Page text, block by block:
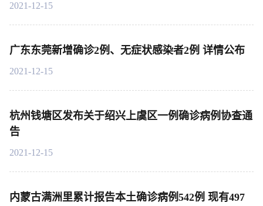
2021-12-15
广东东莞新增确诊2例、无症状感染者2例 详情公布
2021-12-15
杭州钱塘区发布关于绍兴上虞区一例确诊病例协查通
告
2021-12-15
内蒙古满洲里累计报告本土确诊病例542例 现有497